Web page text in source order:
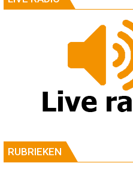
RUBRIEKEN